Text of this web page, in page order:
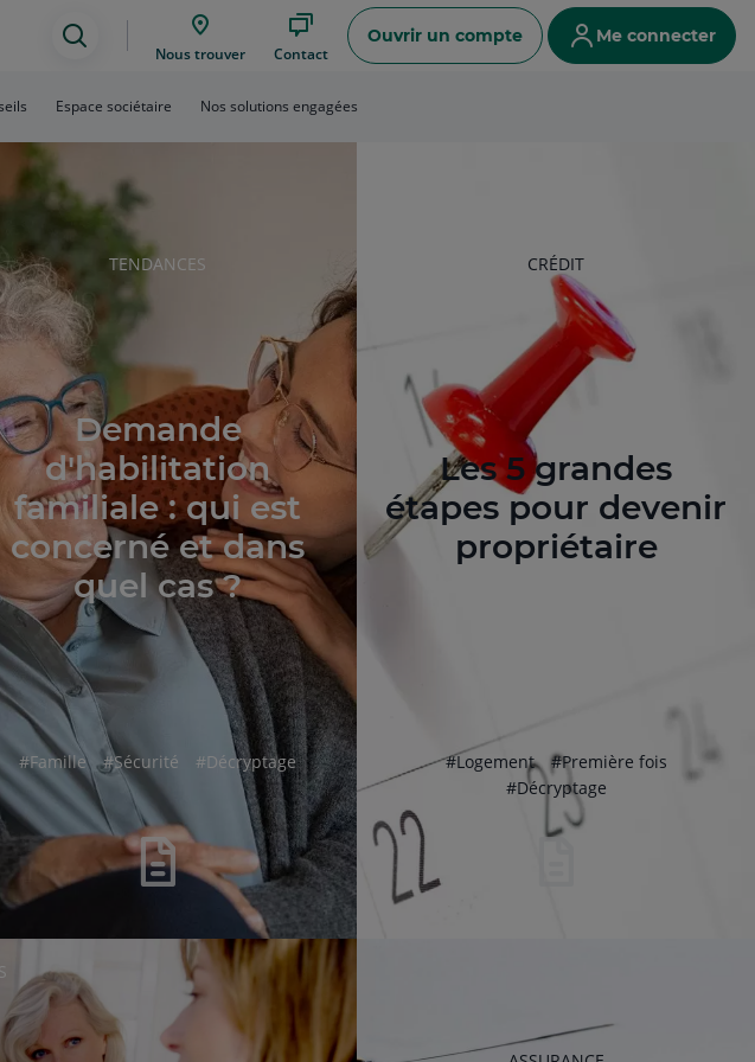
Assistance
de
recherche
Nous trouver Contact
Ouvrir un compte Me connecter
Espace sociétaire Nos solutions engagées
RUBRIQUE
L'ARTICLE
TENDANCES
Demande
d'habilitation
familiale : qui est
concerné et dans
quel cas ?
hashtag
#Famille hashtag
#Sécurité hashtag
#Décryptage
RUBRIQUE
L'ARTICLE
CRÉDIT
Les 5 grandes
étapes pour devenir
propriétaire
hashtag
#Logement hashtag
#Première fois
hashtag
#Décryptage